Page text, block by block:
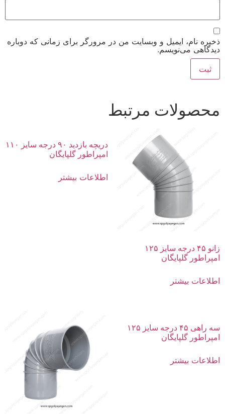
ذخیره نام، ایمیل و وبسایت من در مرورگر برای زمانی که دوباره
دیدگاهی می‌نویسم.
محصولات مرتبط
زانو ۴۵ درجه سایز ۱۲۵
امپراطور گلپایگان
اطلاعات بیشتر
دریچه بازدید ۹۰ درجه سایز ۱۱۰
امپراطور گلپایگان
اطلاعات بیشتر
سه راهی ۴۵ درجه سایز ۱۲۵
امپراطور گلپایگان
اطلاعات بیشتر